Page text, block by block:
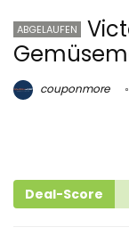
ABGELAUFEN
couponmore
Deal-Score